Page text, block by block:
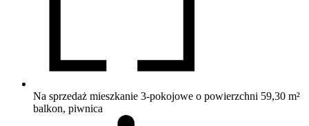
Na sprzedaż mieszkanie 3-pokojowe o powierzchni 59,30 m²
balkon, piwnica